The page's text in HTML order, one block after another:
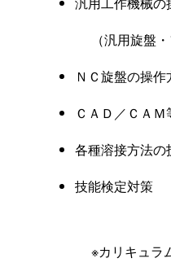
（汎用旋盤
ＮＣ旋盤の操
ＣＡＤ／ＣＡ
各種溶接方法
技能検定対策
※カリキュラ